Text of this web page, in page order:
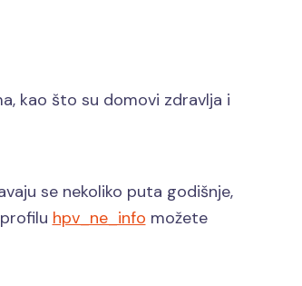
kao što su domovi zdravlja i
se nekoliko puta godišnje,
hpv_ne_info možete